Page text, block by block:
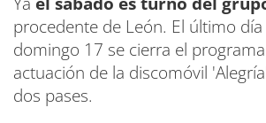
procedente de León. El último día
domingo 17 se cierra el
actuación de la discomóvil
dos pases.